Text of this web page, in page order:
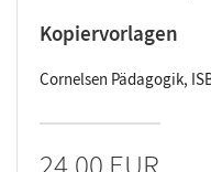
Kopiervorlagen
Cornelsen Pädagogik,
24,00 EUR